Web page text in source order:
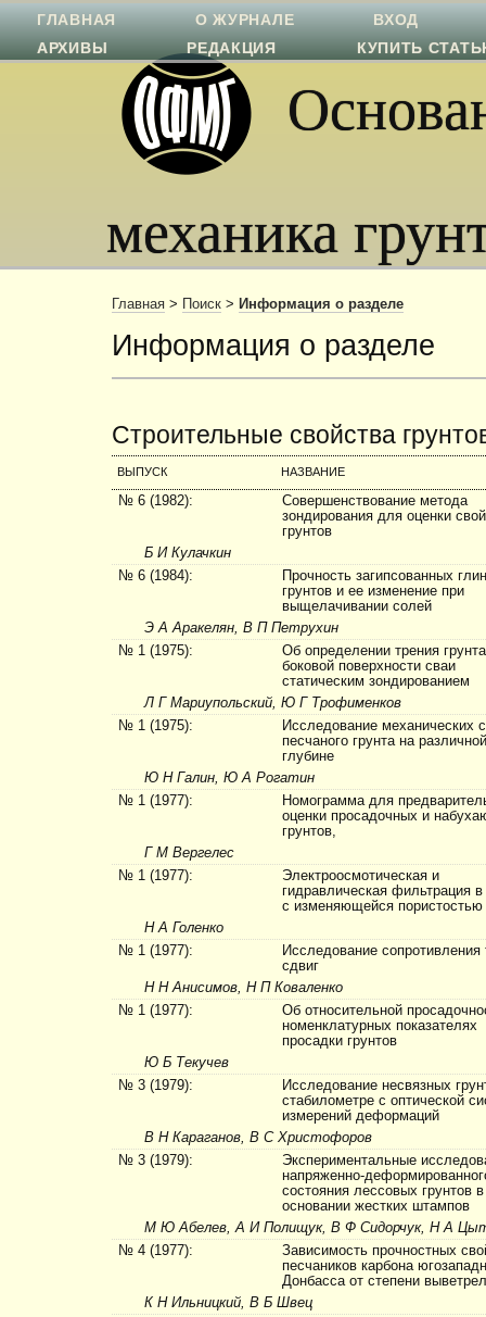
механика
ГЛАВНАЯ О ЖУРНАЛЕ
ВХОД
АРХИВЫ
РЕДАКЦИЯ КУПИТЬ
Главная > Поиск > Информация о разделе
Информация о разделе
Строительные свойства
ВЫПУСК НАЗВАНИЕ
№ 6 (1982):
Совершенствование метода
зондирования для оценки
грунтов
Б И Кулачкин
№ 6 (1984):
Прочность загипсованных
грунтов и ее изменение при
выщелачивании солей
Э А Аракелян, В П Петрухин
№ 1 (1975):
Об определении трения
боковой поверхности сваи
статическим зондированием
Л Г Мариупольский, Ю Г Трофименков
№ 1 (1975):
Исследование механических
песчаного грунта на
глубине
Ю Н Галин, Ю А Рогатин
№ 1 (1977):
Номограмма для
оценки просадочных и
грунтов,
Г М Вергелес
№ 1 (1977):
Электроосмотическая и
гидравлическая фильтрация в
с изменяющейся пористостью
Н А Голенко
№ 1 (1977):
Исследование
сдвиг
Н Н Анисимов, Н П Коваленко
№ 1 (1977):
Об относительной
номенклатурных показателях
просадки грунтов
Ю Б Текучев
№ 3 (1979):
Исследование несвязных
стабилометре с оптической
измерений деформаций
В Н Караганов, В С Христофоров
№ 3 (1979):
Экспериментальные
напряженно-
состояния лессовых грунтов в
основании жестких штампов
М Ю Абелев, А И Полищук, В Ф Сидорчук, Н А
№ 4 (1977):
Зависимость прочностных
песчаников карбона
Донбасса от степени
К Н Ильницкий, В Б Швец